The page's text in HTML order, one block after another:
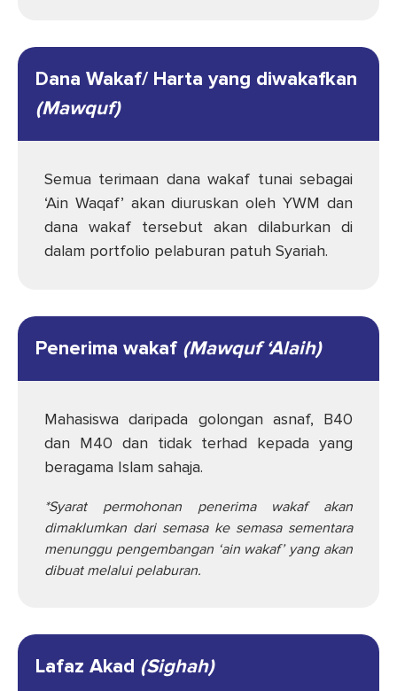
Dana Wakaf/ Harta yang diwakafkan
(Mawquf)
Semua terimaan dana wakaf tunai sebagai
‘Ain Waqaf’ akan diuruskan oleh YWM dan
dana wakaf tersebut akan dilaburkan di
dalam portfolio pelaburan patuh Syariah.
Penerima wakaf (Mawquf ‘Alaih)
Mahasiswa daripada golongan asnaf, B40
dan M40 dan tidak terhad kepada yang
beragama Islam sahaja.
*Syarat permohonan penerima wakaf akan
dimaklumkan dari semasa ke semasa sementara
menunggu pengembangan ‘ain wakaf’ yang akan
dibuat melalui pelaburan.
Lafaz Akad (Sighah)